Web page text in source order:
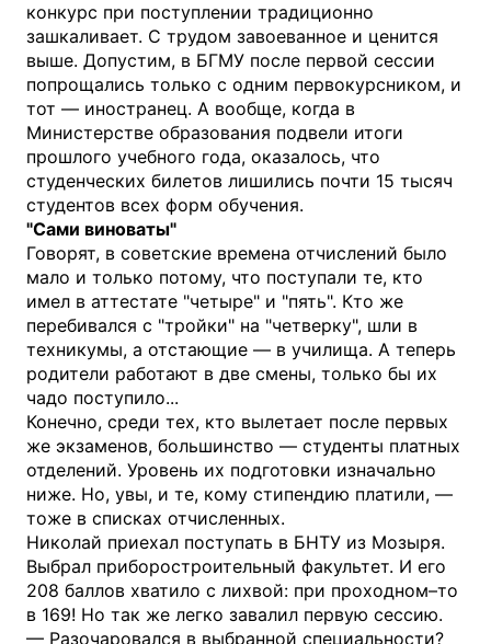
конкурс при поступлении традиционно
зашкаливает. С трудом завоеванное и ценится
выше. Допустим, в БГМУ после первой сессии
попрощались только с одним первокурсником, и
тот — иностранец. А вообще, когда в
Министерстве образования подвели итоги
прошлого учебного года, оказалось, что
студенческих билетов лишились почти 15 тысяч
студентов всех форм обучения.
"Сами виноваты"
Говорят, в советские времена отчислений было
мало и только потому, что поступали те, кто
имел в аттестате "четыре" и "пять". Кто же
перебивался с "тройки" на "четверку", шли в
техникумы, а отстающие — в училища. А теперь
родители работают в две смены, только бы их
чадо поступило...
Конечно, среди тех, кто вылетает после первых
же экзаменов, большинство — студенты платных
отделений. Уровень их подготовки изначально
ниже. Но, увы, и те, кому стипендию платили, —
тоже в списках отчисленных.
Николай приехал поступать в БНТУ из Мозыря.
Выбрал приборостроительный факультет. И его
208 баллов хватило с лихвой: при проходном–то
в 169! Но так же легко завалил первую сессию.
— Разочаровался в выбранной специальности?